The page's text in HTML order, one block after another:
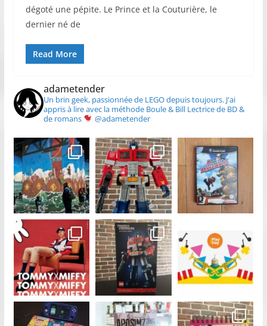
dégoté une pépite. Le Prince et la Couturière, le
dernier né de
Read More
adametender
Un brin geek, passionnée de LEGO depuis toujours.J'ai
appris à lire avec la méthode Boule & Bill Lectrice de BD &
de romans
@adametender